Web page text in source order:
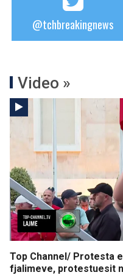
@tchbreakingnews
Video »
Top Channel/ Protesta
fjalimeve, protestuesit